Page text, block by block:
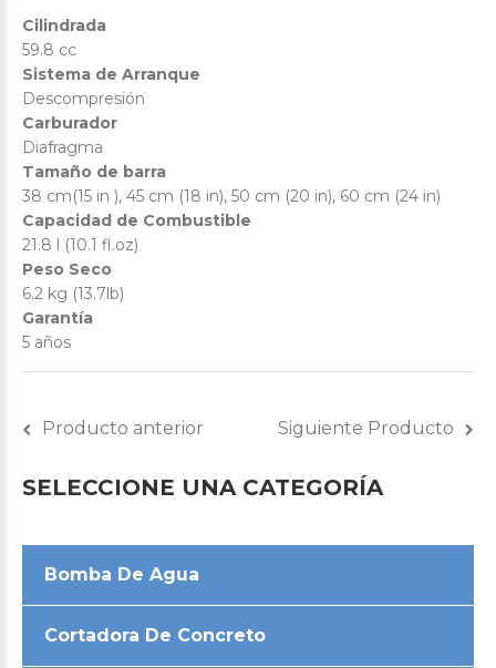
Cilindrada
59.8 cc
Sistema de Arranque
Descompresión
Carburador
Diafragma
Tamaño de barra
38 cm(15 in ), 45 cm (18 in), 50 cm (20 in), 60 cm (24 in)
Capacidad de Combustible
21.8 l (10.1 fl.oz)
Peso Seco
6.2 kg (13.7lb)
Garantía
5 años
Producto anterior Siguiente Producto
SELECCIONE UNA CATEGORÍA
Bomba De Agua
Cortadora De Concreto